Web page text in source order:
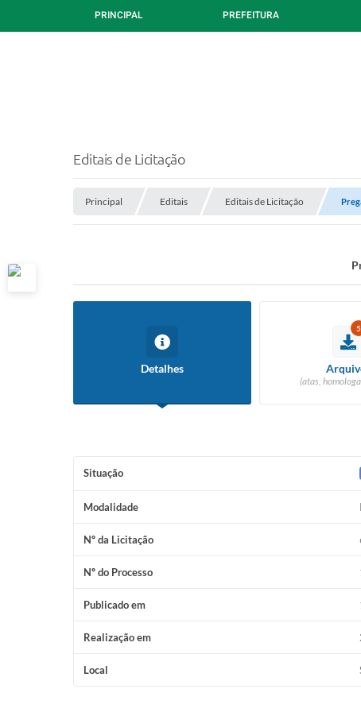
PRINCIPAL PREFEITURA
Editais de Licitação
Principal Editais Editais de Licitação
Detalhes
5
(atas,
Situação
Modalidade
Nº da Licitação
Nº do Processo
Publicado em
Realização em
Local